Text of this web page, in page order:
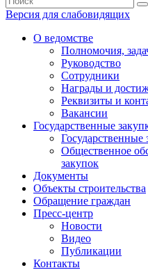
Версия для слабовидящих
О ведомстве
Полномочия,
Руководство
Сотрудники
Награды и
Реквизиты и
Вакансии
Государственные
Общественное
закупок
Документы
Объекты строительства
Обращение граждан
Пресс-центр
Новости
Видео
Публикации
Контакты